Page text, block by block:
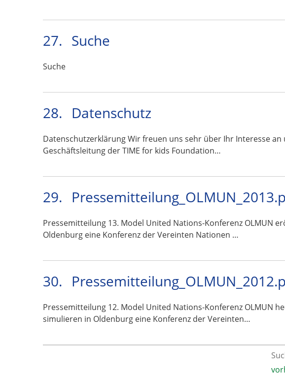
27. Suche
Suche
28. Datenschutz
Datenschutzerklärung Wir freuen uns sehr über Ihr Interesse
Geschäftsleitung der TIME for kids Foundation…
29.
Pressemitteilung 13. Model United Nations-Konferenz OLMUN
Oldenburg eine Konferenz der Vereinten Nationen …
30.
Pressemitteilung 12. Model United Nations-Konferenz OLMUN
simulieren in Oldenburg eine Konferenz der Vereinten…